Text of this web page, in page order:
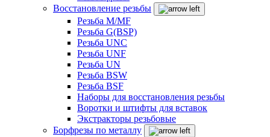
Восстановление резьбы
Резьба M/MF
Резьба G(BSP)
Резьба UNC
Резьба UNF
Резьба UN
Резьба BSW
Резьба BSF
Наборы для восстановления резьбы
Воротки и штифты для вставок
Экстракторы резьбовые
Борфрезы по металлу